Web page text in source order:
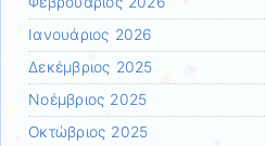
Ιανουάριος 2026
Δεκέμβριος 2025
Νοέμβριος 2025
Οκτώβριος 2025